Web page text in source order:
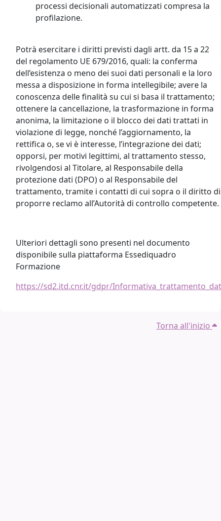
processi decisionali automatizzati compresa la
profilazione.
Potrà esercitare i diritti previsti dagli artt. da 15 a 22
del regolamento UE 679/2016, quali: la conferma
dell’esistenza o meno dei suoi dati personali e la loro
messa a disposizione in forma intellegibile; avere la
conoscenza delle finalità su cui si basa il trattamento;
ottenere la cancellazione, la trasformazione in forma
anonima, la limitazione o il blocco dei dati trattati in
violazione di legge, nonché l’aggiornamento, la
rettifica o, se vi è interesse, l’integrazione dei dati;
opporsi, per motivi legittimi, al trattamento stesso,
rivolgendosi al Titolare, al Responsabile della
protezione dati (DPO) o al Responsabile del
trattamento, tramite i contatti di cui sopra o il diritto di
proporre reclamo all’Autorità di controllo competente.
Ulteriori dettagli sono presenti nel documento
disponibile sulla piattaforma Essediquadro
Formazione
https://sd2.itd.cnr.it/gdpr/
Torna all'inizio